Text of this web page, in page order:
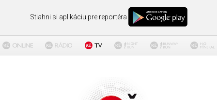
Stiahni si aplikáciu pre reportéra